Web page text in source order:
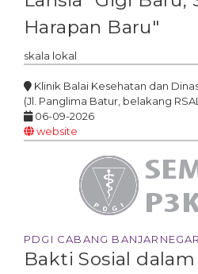
Harapan Baru"
skala lokal
Klinik Balai Kesehatan dan
(Jl. Panglima Batur, belakang
06-09-2026
website
PDGI CABANG
Bakti Sosial